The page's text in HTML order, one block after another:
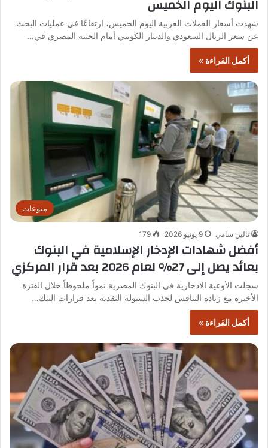
البنوك اليوم الخميس
شهدت أسعار العملات العربية اليوم الخميس، ارتفاعًا في عمليات البحث
عن سعر الريال السعودي والدينار الكويتي أمام الجنيه المصري في…
أكمل القراءة »
منوعات
تالين سامي 9 يونيو 2026 179
أفضل شهادات الإدخار الإسلامية في البنوك
بعائد يصل إلى 27% لعام 2026 بعد قرار المركزي
سجلت الأوعية الادخارية في البنوك المصرية نمواً ملحوظاً خلال الفترة
الأخيرة مع زيادة التنافس لجذب السيولة النقدية بعد قرارات البنك…
أكمل القراءة »